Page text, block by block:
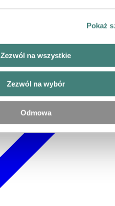
Pokaż
Zezwól na wszystkie
Zezwól na wybór
Odmowa